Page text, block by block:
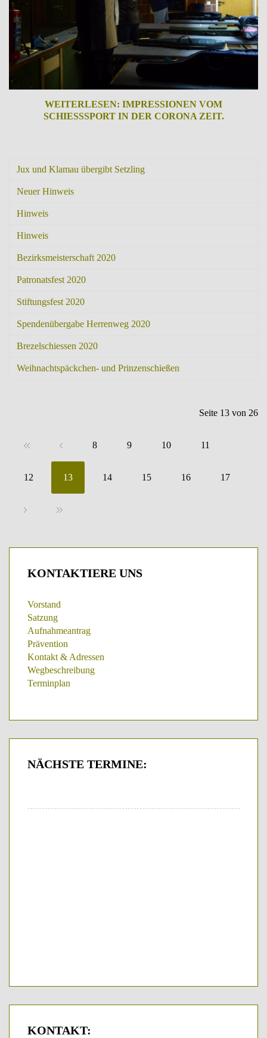
WEITERLESEN: IMPRESSIONEN VOM
SCHIESSSPORT IN DER CORONA ZEIT.
Jux und Klamau übergibt Setzling
Neuer Hinweis
Hinweis
Hinweis
Bezirksmeisterschaft 2020
Patronatsfest 2020
Stiftungsfest 2020
Spendenübergabe Herrenweg 2020
Brezelschiessen 2020
Weihnachtspäckchen- und Prinzenschießen
Seite 13 von 26
8 9 10 11
12 13 14 15 16 17
KONTAKTIERE UNS
Vorstand
Satzung
Aufnahmeantrag
Prävention
Kontakt & Adressen
Wegbeschreibung
Terminplan
NÄCHSTE TERMINE:
KONTAKT: